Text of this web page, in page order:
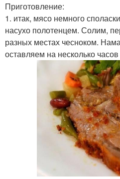
Приготовление:
1. итак, мясо немного
насухо полотенцем. Солим,
разных местах чесноком.
оставляем на несколько